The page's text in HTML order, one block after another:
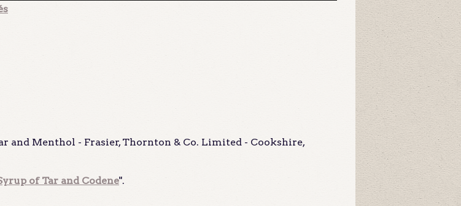
and Menthol - Frasier, Thornton & Co. Limited - Cookshire,
of Tar and Codene".